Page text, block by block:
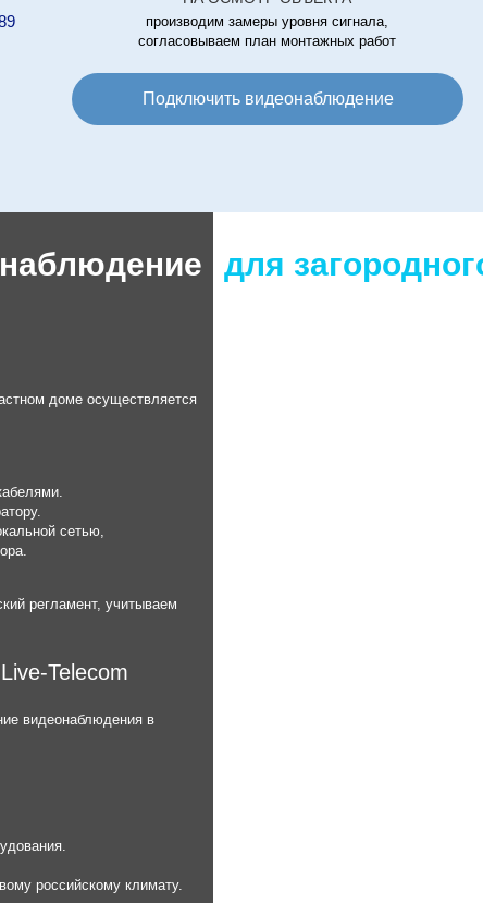
производим замеры уровня сигнала,
согласовываем план монтажных работ
Подключить видеонаблюдение
для
доме осуществляется
сетью,
регламент, учитываем
Telecom
видеонаблюдения в
российскому климату.